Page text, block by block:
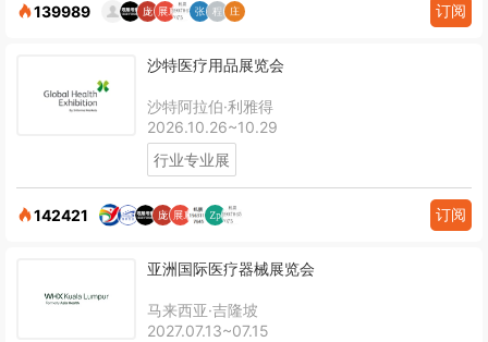
139989 订阅
沙特医疗用品展览会
沙特阿拉伯·利雅得
2026.10.26~10.29
行业专业展
142421 订阅
亚洲国际医疗器械展览会
马来西亚·吉隆坡
2027.07.13~07.15